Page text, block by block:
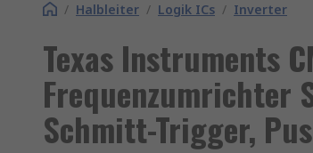
/ Halbleiter / Logik ICs / Inverter
Texas Instruments
Frequenzumrichter
Schmitt-Trigger,